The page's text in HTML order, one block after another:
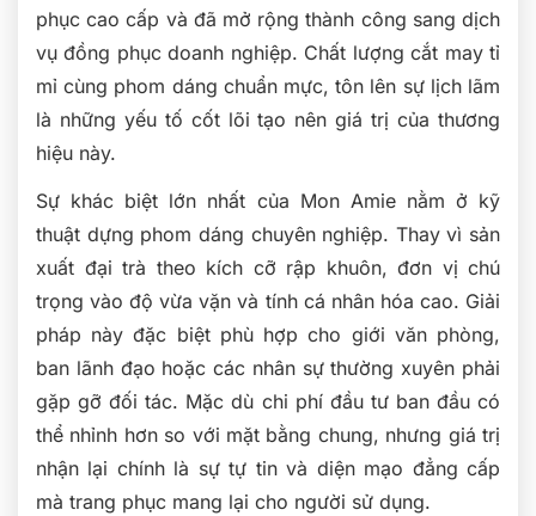
phục cao cấp và đã mở rộng thành công sang dịch
vụ đồng phục doanh nghiệp. Chất lượng cắt may tỉ
mỉ cùng phom dáng chuẩn mực, tôn lên sự lịch lãm
là những yếu tố cốt lõi tạo nên giá trị của thương
hiệu này.
Sự khác biệt lớn nhất của Mon Amie nằm ở kỹ
thuật dựng phom dáng chuyên nghiệp. Thay vì sản
xuất đại trà theo kích cỡ rập khuôn, đơn vị chú
trọng vào độ vừa vặn và tính cá nhân hóa cao. Giải
pháp này đặc biệt phù hợp cho giới văn phòng,
ban lãnh đạo hoặc các nhân sự thường xuyên phải
gặp gỡ đối tác. Mặc dù chi phí đầu tư ban đầu có
thể nhỉnh hơn so với mặt bằng chung, nhưng giá trị
nhận lại chính là sự tự tin và diện mạo đẳng cấp
mà trang phục mang lại cho người sử dụng.